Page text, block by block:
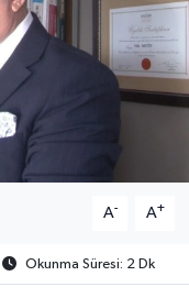
A- A+
Okunma Süresi: 2 Dk